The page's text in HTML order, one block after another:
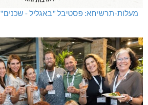
מעלות-תרשיחא: פסטיבל "באגליל - שכנים"